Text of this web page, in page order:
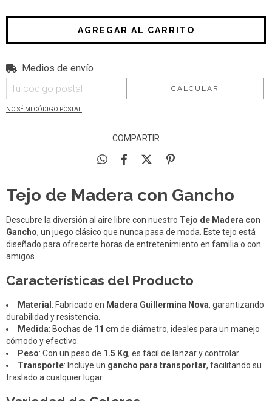
Entregas para el CP:
Medios de envío
CALCULAR
NO SÉ MI CÓDIGO POSTAL
COMPARTIR
Tejo de Madera con Gancho
Descubre la diversión al aire libre con nuestro Tejo de Madera con
Gancho, un juego clásico que nunca pasa de moda. Este tejo está
diseñado para ofrecerte horas de entretenimiento en familia o con
amigos.
Características del Producto
Material : Fabricado en Madera Guillermina Nova, garantizando
durabilidad y resistencia.
Medida: Bochas de 11 cm de diámetro, ideales para un manejo
cómodo y efectivo.
Peso: Con un peso de 1.5 Kg, es fácil de lanzar y controlar.
Transporte: Incluye un gancho para transportar, facilitando su
traslado a cualquier lugar.